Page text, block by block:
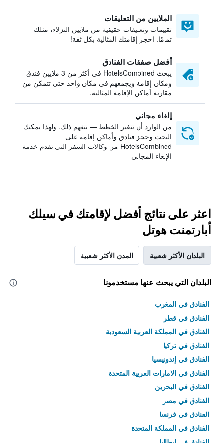
الملايين من التعليقات
تقييمات وتعليقات حقيقية من ملايين النزلاء، مثلك
تمامًا. احجز إقامتك المثالية بكل ثقة!
أفضل صفقات الفنادق
يبحث HotelsCombined في أكثر من 3 ملايين فندق
ومكان إقامة ويجمعهم في مكان واحد حتى تتمكن من
مقارنة أماكن الإقامة المثالية.
إلغاء مجاني
من الوارد أن تتغير الخطط — نتفهم ذلك. ولهذا يمكنك
البحث وحجز فنادق وأماكن إقامة على
HotelsCombined من وكالات السفر التي تقدم خدمة
الإلغاء المجاني
اعثر على نتائج أفضل لإقامتك في سيلك
أبارتمنت هوتل
البلدان الأكثر شعبية المدن الأكثر شعبية
البلدان التي يبحث عنها مستخدمونا
الفنادق في المغرب
الفنادق في قطر
الفنادق في المملكة العربية السعودية
الفنادق في تركيا
الفنادق في إندونيسيا
الفنادق في الامارات العربية المتحدة
الفنادق في البحرين
الفنادق في مصر
الفنادق في فرنسا
الفنادق في المملكة المتحدة